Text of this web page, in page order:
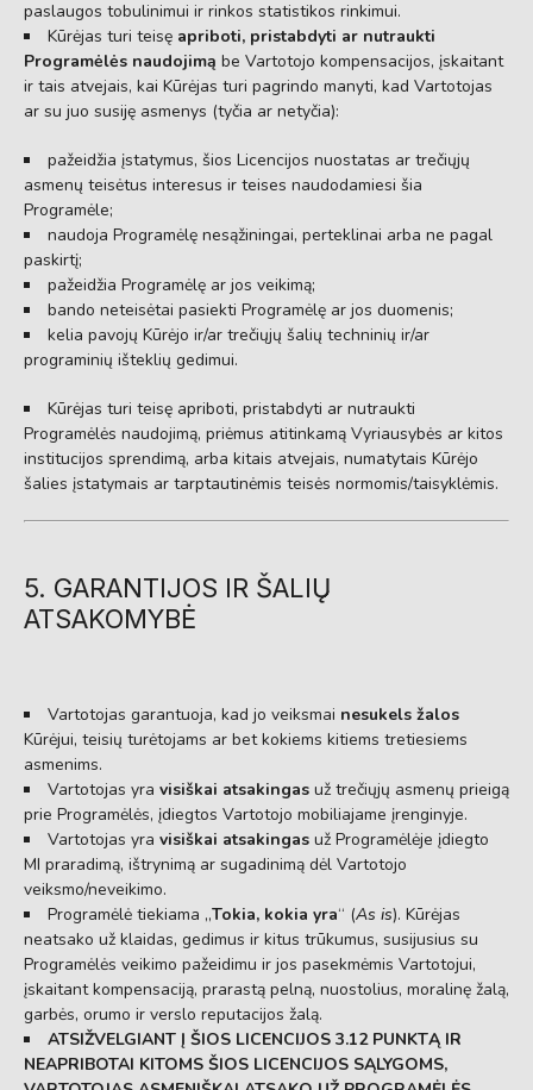
paslaugos tobulinimui ir rinkos statistikos rinkimui.
Kūrėjas turi teisę apriboti, pristabdyti ar nutraukti
Programėlės naudojimą be Vartotojo kompensacijos, įskaitant
ir tais atvejais, kai Kūrėjas turi pagrindo manyti, kad Vartotojas
ar su juo susiję asmenys (tyčia ar netyčia):
pažeidžia įstatymus, šios Licencijos nuostatas ar trečiųjų
asmenų teisėtus interesus ir teises naudodamiesi šia
Programėle;
naudoja Programėlę nesąžiningai, perteklinai arba ne pagal
paskirtį;
pažeidžia Programėlę ar jos veikimą;
bando neteisėtai pasiekti Programėlę ar jos duomenis;
kelia pavojų Kūrėjo ir/ar trečiųjų šalių techninių ir/ar
programinių išteklių gedimui.
Kūrėjas turi teisę apriboti, pristabdyti ar nutraukti
Programėlės naudojimą, priėmus atitinkamą Vyriausybės ar kitos
institucijos sprendimą, arba kitais atvejais, numatytais Kūrėjo
šalies įstatymais ar tarptautinėmis teisės normomis/taisyklėmis.
5. GARANTIJOS IR ŠALIŲ
ATSAKOMYBĖ
Vartotojas garantuoja, kad jo veiksmai nesukels žalos
Kūrėjui, teisių turėtojams ar bet kokiems kitiems tretiesiems
asmenims.
Vartotojas yra visiškai atsakingas už trečiųjų asmenų prieigą
prie Programėlės, įdiegtos Vartotojo mobiliajame įrenginyje.
Vartotojas yra visiškai atsakingas už Programėlėje įdiegto
MI praradimą, ištrynimą ar sugadinimą dėl Vartotojo
veiksmo/neveikimo.
Programėlė tiekiama „Tokia, kokia yra“ (As is). Kūrėjas
neatsako už klaidas, gedimus ir kitus trūkumus, susijusius su
Programėlės veikimo pažeidimu ir jos pasekmėmis Vartotojui,
įskaitant kompensaciją, prarastą pelną, nuostolius, moralinę žalą,
garbės, orumo ir verslo reputacijos žalą.
ATSIŽVELGIANT Į ŠIOS LICENCIJOS 3.12 PUNKTĄ IR
NEAPRIBOTAI KITOMS ŠIOS LICENCIJOS SĄLYGOMS,